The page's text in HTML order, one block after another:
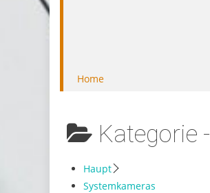
Home
Kategorie -
Haupt
Systemkameras